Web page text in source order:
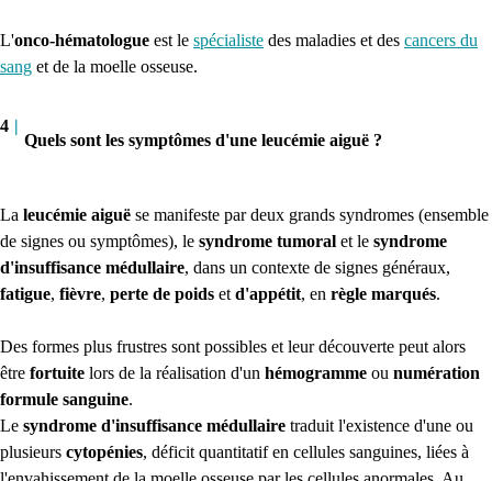
L'onco-hématologue est le spécialiste des maladies et des cancers du
sang et de la moelle osseuse.
4 |
Quels sont les symptômes d'une leucémie aiguë ?
La leucémie aiguë se manifeste par deux grands syndromes (ensemble
de signes ou symptômes), le syndrome tumoral et le syndrome
d'insuffisance médullaire, dans un contexte de signes généraux,
fatigue, fièvre, perte de poids et d'appétit, en règle marqués.
Des formes plus frustres sont possibles et leur découverte peut alors
être fortuite lors de la réalisation d'un hémogramme ou numération
formule sanguine.
Le syndrome d'insuffisance médullaire traduit l'existence d'une ou
plusieurs cytopénies, déficit quantitatif en cellules sanguines, liées à